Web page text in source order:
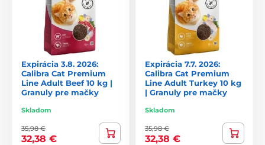
Expirácia 3.8. 2026:
Calibra Cat Premium
Line Adult Beef 10 kg |
Granuly pre mačky
Skladom
35,98 €
32,38 €
Expirácia 7.7. 2026:
Calibra Cat Premium
Line Adult Turkey 10 kg
| Granuly pre mačky
Skladom
35,98 €
32,38 €